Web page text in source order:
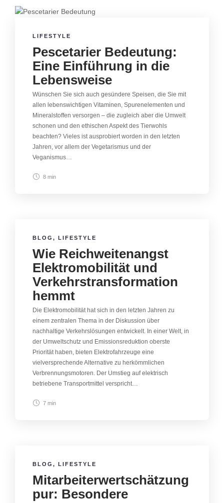
LIFESTYLE
Pescetarier Bedeutung:
Eine Einführung in die
Lebensweise
Wünschen Sie sich auch gesündere Speisen, die Sie mit
allen lebenswichtigen Vitaminen, Spurenelementen und
Mineralstoffen versorgen – die zugleich aber die Umwelt
schonen und den ethischen Aspekt des Tierwohls
beachten? Vieles ist ausprobiert worden in den letzten
Jahren, vor allem der Vegetarismus und der
Veganismus…
8 min
BLOG , LIFESTYLE
Wie Reichweitenangst
Elektromobilität und
Verkehrstransformation
hemmt
Die Elektromobilität hat sich in den letzten Jahren zu
einem zentralen Thema in der Diskussion über
nachhaltige Verkehrslösungen entwickelt. In einer Welt, in
der Umweltschutz und Emissionsreduktion oberste
Priorität haben, bieten Elektrofahrzeuge eine
vielversprechende Alternative zu herkömmlichen
Verbrennungsmotoren. Der Umstieg auf elektrisch
betriebene Transportmittel verspricht…
7 min
BLOG , LIFESTYLE
Mitarbeiterwertschätzung
pur: Besondere